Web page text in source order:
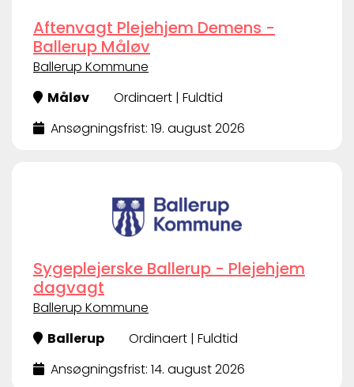
Aftenvagt Plejehjem Demens -
Ballerup Måløv
Ballerup Kommune
Måløv
Ordinaert | Fuldtid
Ansøgningsfrist: 19. august 2026
Sygeplejerske Ballerup - Plejehjem
dagvagt
Ballerup Kommune
Ballerup
Ordinaert | Fuldtid
Ansøgningsfrist: 14. august 2026